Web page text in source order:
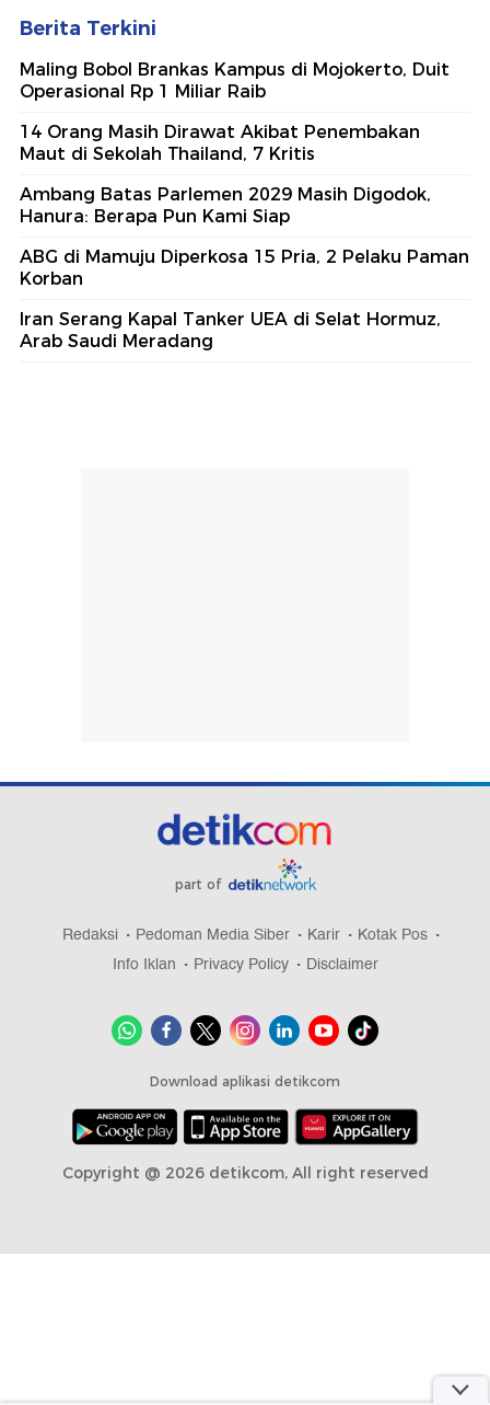
Berita Terkini
Maling Bobol Brankas Kampus di Mojokerto, Duit
Operasional Rp 1 Miliar Raib
14 Orang Masih Dirawat Akibat Penembakan
Maut di Sekolah Thailand, 7 Kritis
Ambang Batas Parlemen 2029 Masih Digodok,
Hanura: Berapa Pun Kami Siap
ABG di Mamuju Diperkosa 15 Pria, 2 Pelaku Paman
Korban
Iran Serang Kapal Tanker UEA di Selat Hormuz,
Arab Saudi Meradang
part of
Redaksi Pedoman Media Siber Karir
Kotak Pos
Info Iklan
Privacy Policy Disclaimer
Download aplikasi detikcom
Copyright @ 2026 detikcom, All right reserved